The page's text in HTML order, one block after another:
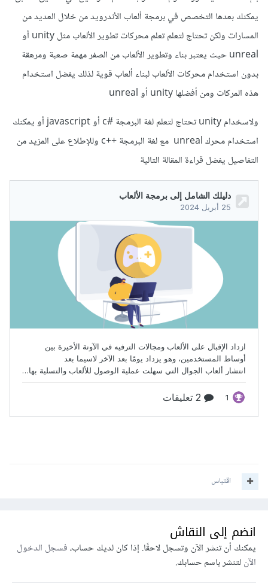
يمكنك بعدها التخصص في برمجة ألعاب الأندرويد من خلال العديد من
المسارات ولكن تحتاج لتعلم تعلم محركات تطوير الألعاب مثل unity أو
unreal حيث يعتبر بناء وتطوير الألعاب من الصفر مهمة صعبة ومرهقة
بدون استخدام محركات الألعاب لبناء ألعاب قوية لذلك يفضل استخدام
هذه المركات ومن أفضلها unity أو unreal
ولاسخدام unity تحتاج لتعلم لغة البرمجة #c أو javascript أو يمكنك
استخدام محرك unreal مع لغة البرمجة ++c وللإطلاع على المزيد من
التفاصيل يفضل قراءة المقالة التالية
اقتباس
انضم إلى النقاش
يمكنك أن تنشر الآن وتسجل لاحقًا. إذا كان لديك حساب،فسجل الدخول
الآنلتنشر باسم حسابك.